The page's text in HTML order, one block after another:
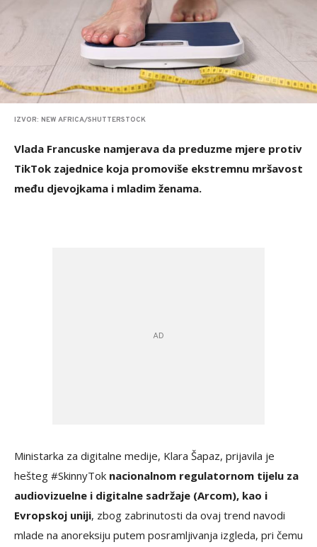
IZVOR: NEW AFRICA/SHUTTERSTOCK
Vlada Francuske namjerava da preduzme mjere protiv
TikTok zajednice koja promoviše ekstremnu mršavost
među djevojkama i mladim ženama.
Ministarka za digitalne medije, Klara Šapaz, prijavila je
hešteg #SkinnyTok nacionalnom regulatornom tijelu za
audiovizuelne i digitalne sadržaje (Arcom), kao i
Evropskoj uniji, zbog zabrinutosti da ovaj trend navodi
mlade na anoreksiju putem posramljivanja izgleda, pri čemu